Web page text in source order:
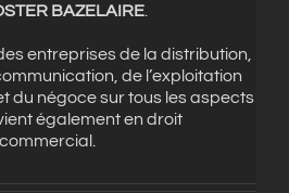
BAZELAIRE.
entreprises de la distribution,
de l’exploitation
du négoce sur tous les aspects
également en droit